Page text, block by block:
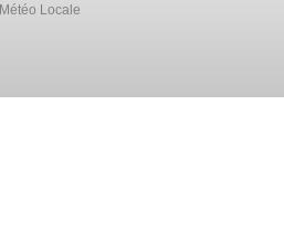
Météo Locale